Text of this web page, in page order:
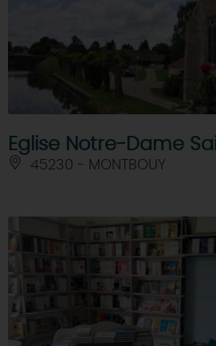
Eglise Notre-Dame
45230 - MONTBOUY